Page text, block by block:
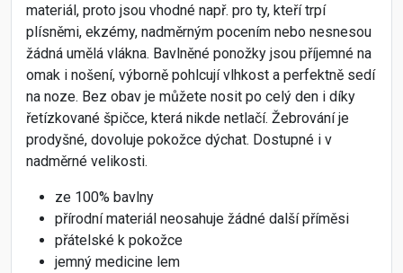
materiál, proto jsou vhodné např. pro ty, kteří trpí
plísněmi, ekzémy, nadměrným pocením nebo nesnesou
žádná umělá vlákna. Bavlněné ponožky jsou příjemné na
omak i nošení, výborně pohlcují vlhkost a perfektně sedí
na noze. Bez obav je můžete nosit po celý den i díky
řetízkované špičce, která nikde netlačí. Žebrování je
prodyšné, dovoluje pokožce dýchat. Dostupné i v
nadměrné velikosti.
ze 100% bavlny
přírodní materiál neosahuje žádné další příměsi
přátelské k pokožce
jemný medicine lem